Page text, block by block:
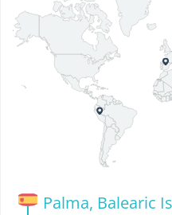
Palma, Balearic